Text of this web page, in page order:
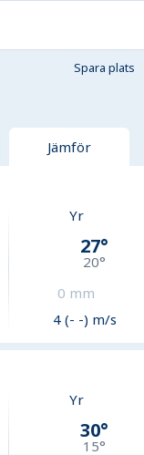
Spara plats
Jämför
Yr
27°
20°
0 mm
4 (- -) m/s
Yr
30°
15°